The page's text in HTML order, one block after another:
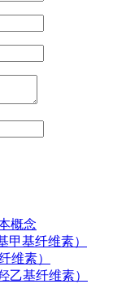
概念
甲基纤维素）
维素）
乙基纤维素）